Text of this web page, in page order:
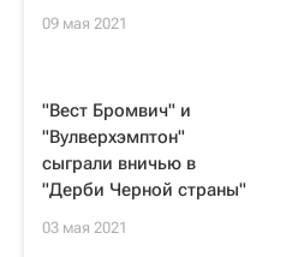
09 мая 2021
"Вест Бромвич" и
"Вулверхэмптон"
сыграли вничью в
"Дерби Черной страны"
03 мая 2021